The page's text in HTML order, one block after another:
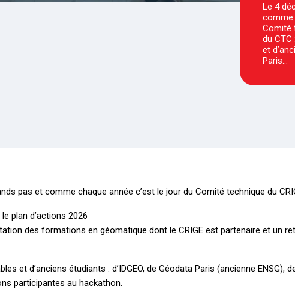
Le 4
comme
Comité
du
et
Paris…
pas et comme chaque année c’est le jour du Comité technique du
plan d’actions 2026
des formations en géomatique dont le CRIGE est partenaire et un
et d’anciens étudiants : d’IDGEO, de Géodata Paris (ancienne ENSG),
participantes au hackathon.